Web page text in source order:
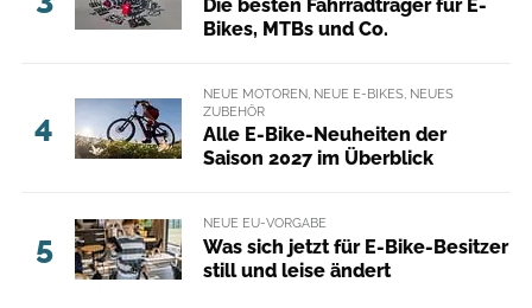
Die besten Fahrradträger für E-
Bikes, MTBs und Co.
4
NEUE MOTOREN, NEUE E-BIKES, NEUES
ZUBEHÖR
Alle E-Bike-Neuheiten der
Saison 2027 im Überblick
5
NEUE EU-VORGABE
Was sich jetzt für E-Bike-Besitzer
still und leise ändert